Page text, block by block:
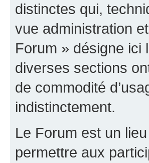
distinctes qui,
vue administration
Forum » désigne ici
diverses sections
de commodité
indistinctement.
Le Forum est un
permettre aux